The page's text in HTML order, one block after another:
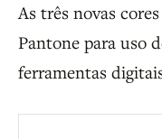
As três novas
Pantone para uso
ferramentas